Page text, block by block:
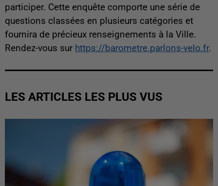
participer. Cette enquête comporte une série de
questions classées en plusieurs catégories et
fournira de précieux renseignements à la Ville.
Rendez-vous sur https://barometre.parlons-velo.fr.
LES ARTICLES LES PLUS VUS